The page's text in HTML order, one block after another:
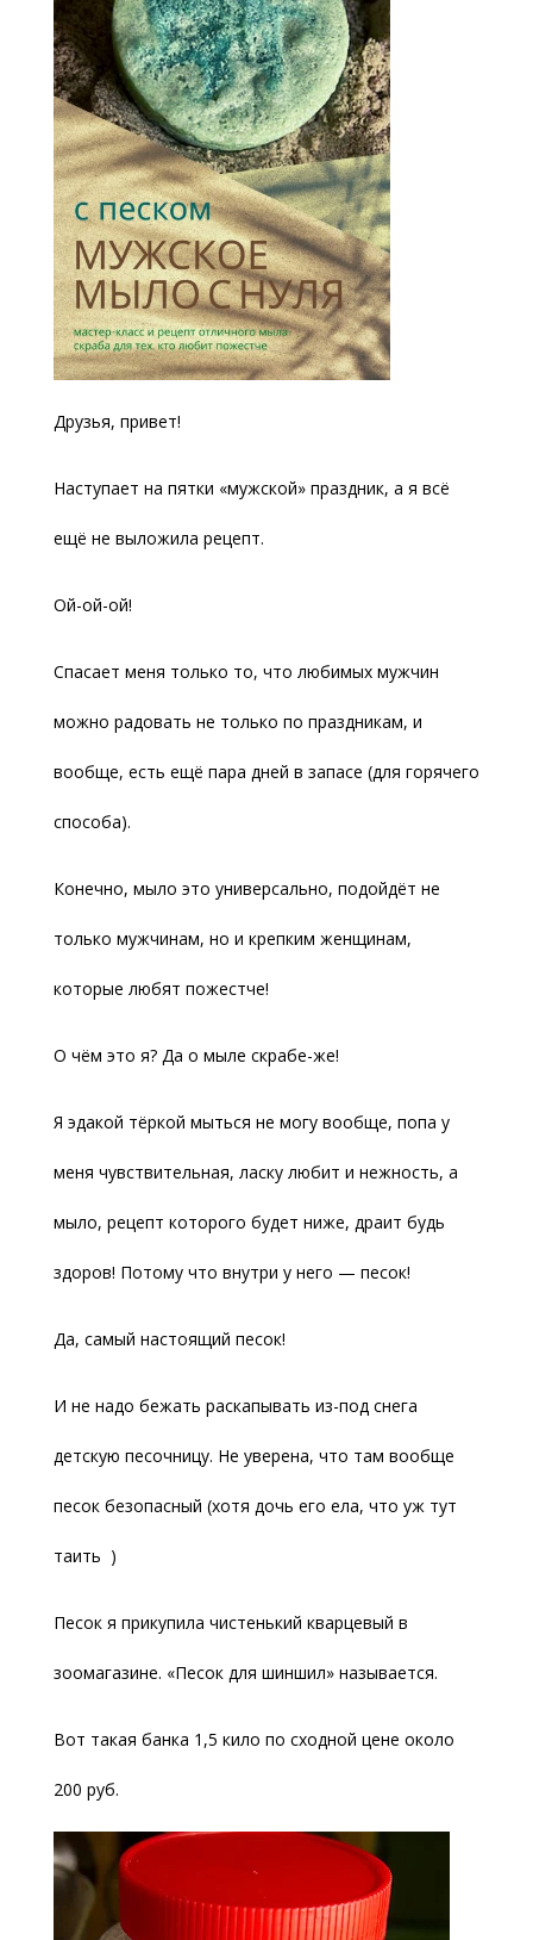
Друзья, привет!
Наступает на пятки «мужской» праздник, а я всё
ещё не выложила рецепт.
Ой-ой-ой!
Спасает меня только то, что любимых мужчин
можно радовать не только по праздникам, и
вообще, есть ещё пара дней в запасе (для горячего
способа).
Конечно, мыло это универсально, подойдёт не
только мужчинам, но и крепким женщинам,
которые любят пожестче!
О чём это я? Да о мыле скрабе-же!
Я эдакой тёркой мыться не могу вообще, попа у
меня чувствительная, ласку любит и нежность, а
мыло, рецепт которого будет ниже, драит будь
здоров! Потому что внутри у него — песок!
Да, самый настоящий песок!
И не надо бежать раскапывать из-под снега
детскую песочницу. Не уверена, что там вообще
песок безопасный (хотя дочь его ела, что уж тут
таить )
Песок я прикупила чистенький кварцевый в
зоомагазине. «Песок для шиншил» называется.
Вот такая банка 1,5 кило по сходной цене около
200 руб.